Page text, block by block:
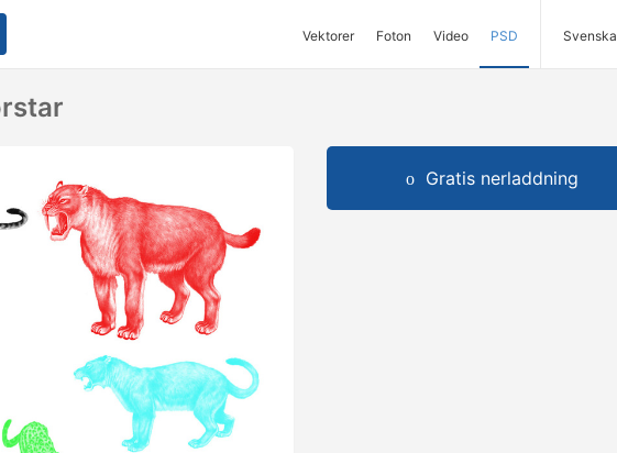
Vektorer Foton Video PSD Svenska
Gratis nerladdning